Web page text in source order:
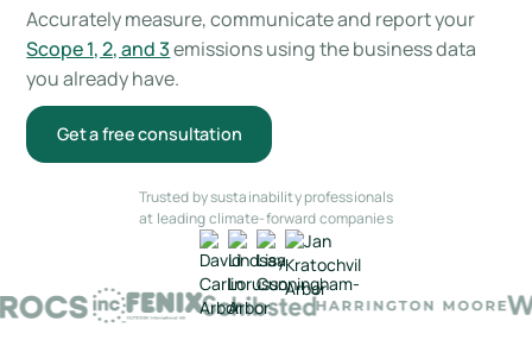
Accurately measure, communicate and report your
Scope 1, 2, and 3emissions using the business data
you already have.
Get a free consultation
Trusted by sustainability professionals
at leading climate-forward companies